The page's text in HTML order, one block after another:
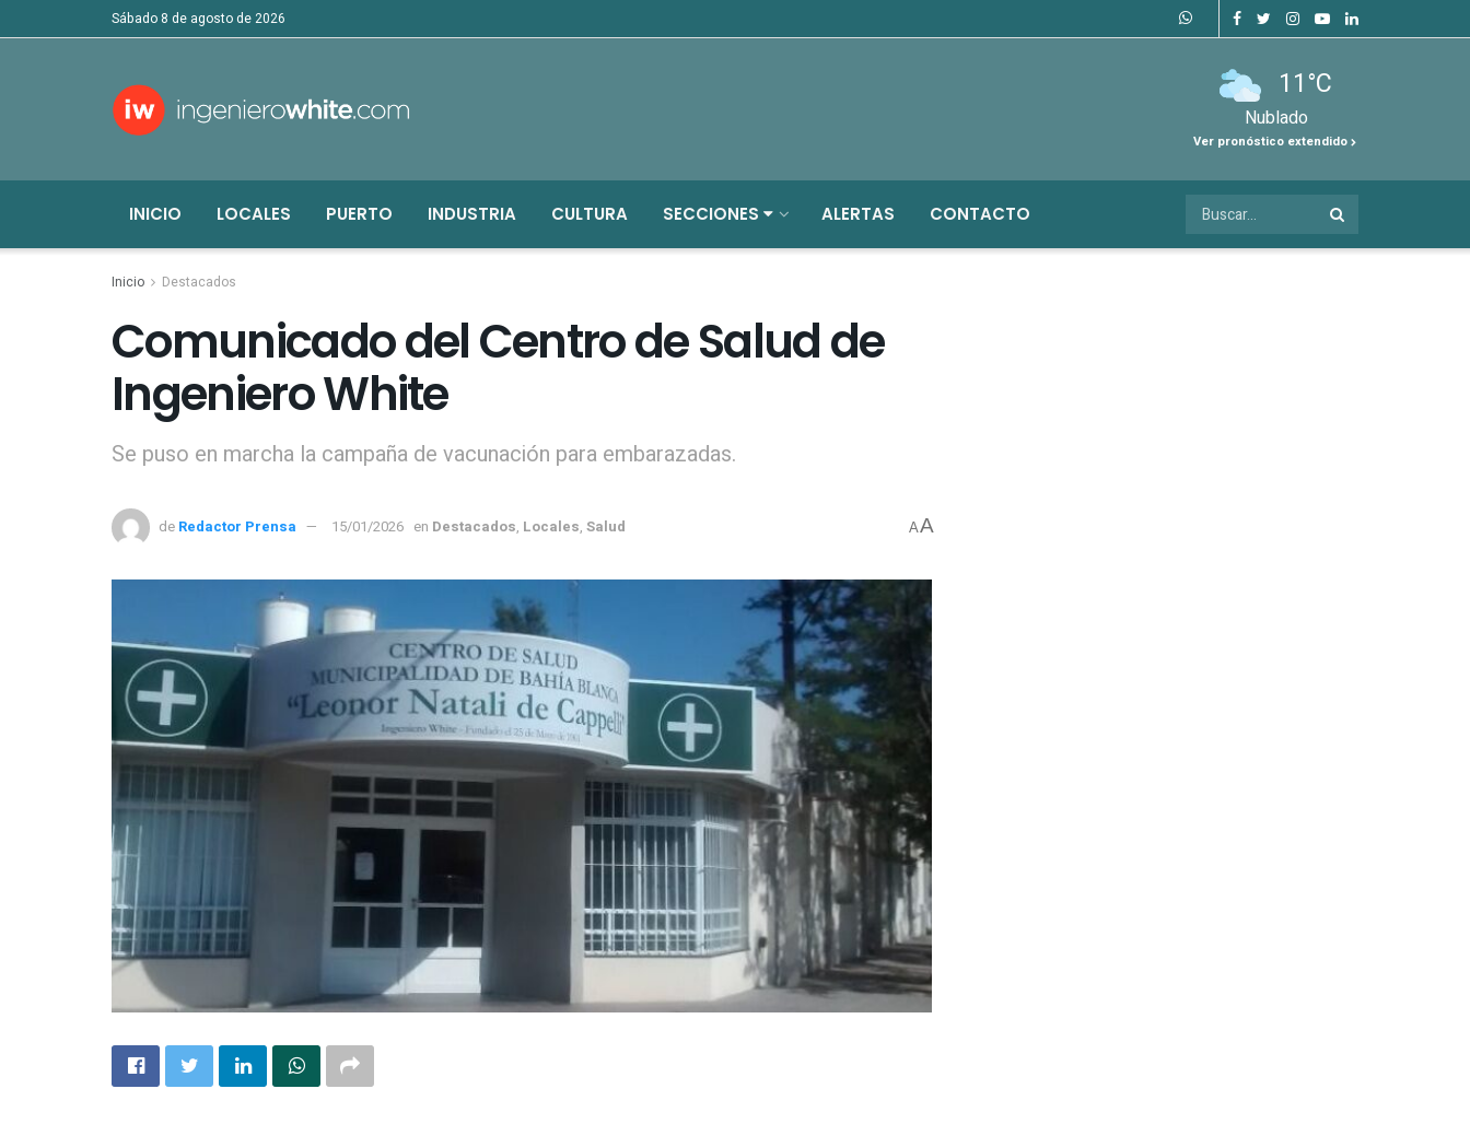
sábado 8 de agosto de 2026
11°C
Nublado
Ver pronóstico extendido
INICIO LOCALES PUERTO INDUSTRIA CULTURA SECCIONES ALERTAS CONTACTO
Inicio Destacados
Comunicado del Centro de Salud de
Ingeniero White
Se puso en marcha la campaña de vacunación para embarazadas.
de Redactor Prensa 15/01/2026 en Destacados, Locales, Salud AA